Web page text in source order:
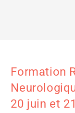
Formation
20 juin et